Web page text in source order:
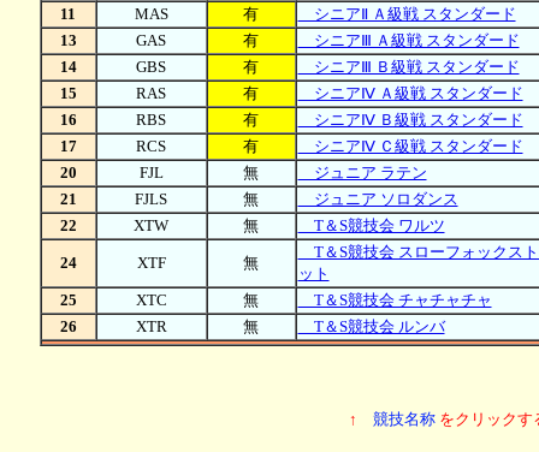
11
MAS 有
シニアⅡ Ａ級戦 スタンダード
13
GAS 有
シニアⅢ Ａ級戦 スタンダード
14
GBS 有
シニアⅢ Ｂ級戦 スタンダード
15
RAS 有
シニアⅣ Ａ級戦 スタンダード
16
RBS 有
シニアⅣ Ｂ級戦 スタンダード
17
RCS 有
シニアⅣ Ｃ級戦 スタンダード
20
FJL 無
ジュニア ラテン
21
FJLS 無
ジュニア ソロダンス
22
XTW 無 T＆S競技会 ワルツ
24 XTF 無
T＆S競技会 スローフォックス
ット
25
XTC 無
T＆S競技会 チャチャチャ
26
XTR 無 T＆S競技会 ルンバ
↑ 競技名称 をクリックす